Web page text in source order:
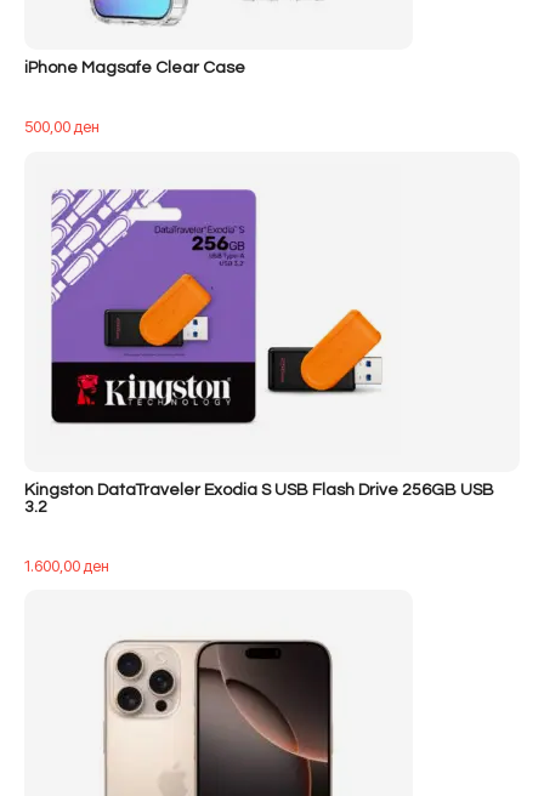
iPhone Magsafe Clear Case
500,00ден
Kingston DataTraveler Exodia S USB Flash Drive 256GB USB
3.2
1.600,00ден